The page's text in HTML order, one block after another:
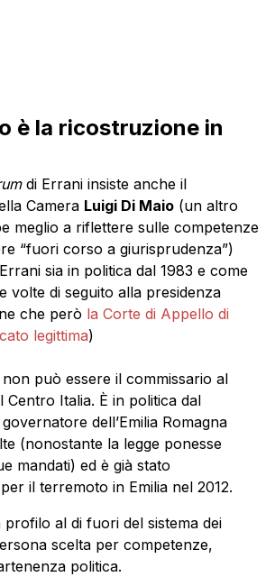
è la ricostruzione in
di Errani insiste anche il
Camera Luigi Di Maio (un altro
meglio a riflettere sulle competenze
“fuori corso a giurisprudenza”)
sia in politica dal 1983 e come
volte di seguito alla presidenza
che però la Corte di Appello di
legittima)
può essere il commissario al
Centro Italia. È in politica dal
dell’Emilia Romagna
(nonostante la legge ponesse
mandati) ed è già stato
il terremoto in Emilia nel 2012.
al di fuori del sistema dei
scelta per competenze,
politica.